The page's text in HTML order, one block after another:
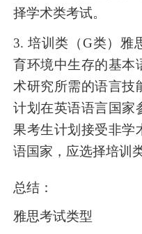
择学术类考试。
3. 培训类（G类）雅
育环境中生存的基本
术研究所需的语言技
计划在英语语言国家
果考生计划接受非学
语国家，应选择培训
总结：
雅思考试类型